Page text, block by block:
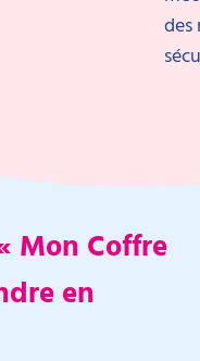
des
Mon Coffre
en